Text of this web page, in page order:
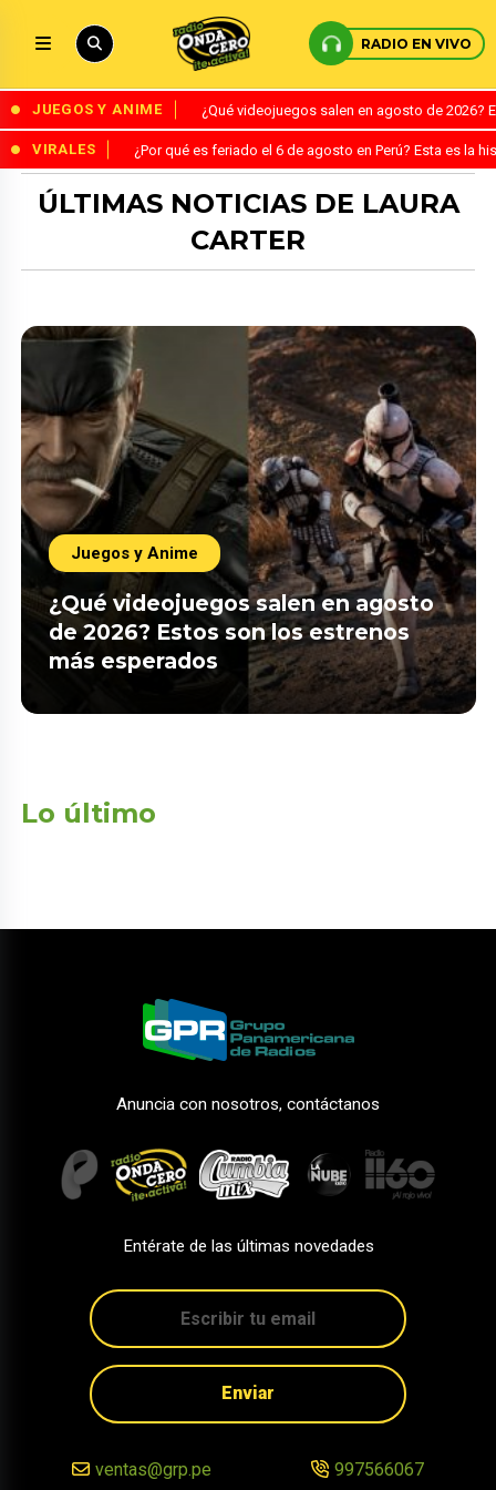
RADIO EN VIVO
JUEGOS Y ANIME ¿Qué videojuegos salen en agosto de
VIRALES ¿Por qué es feriado el 6 de agosto en Perú? Esta es la
ÚLTIMAS NOTICIAS DE LAURA
CARTER
Juegos y Anime
¿Qué videojuegos salen en agosto
de 2026? Estos son los estrenos
más esperados
Lo último
Anuncia con nosotros, contáctanos
Entérate de las últimas novedades
Enviar
ventas@grp.pe 997566067